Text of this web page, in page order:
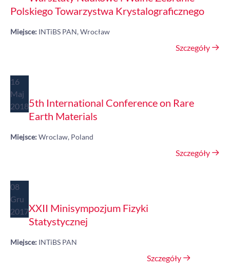
Polskiego Towarzystwa Krystalograficznego
Miejsce: INTiBS PAN, Wrocław
Szczegóły
16
Maj
20185th International Conference on Rare
Earth Materials
Miejsce:Wroclaw, Poland
Szczegóły
08
Gru
2017XXII Minisympozjum Fizyki
Statystycznej
Miejsce: INTiBS PAN
Szczegóły